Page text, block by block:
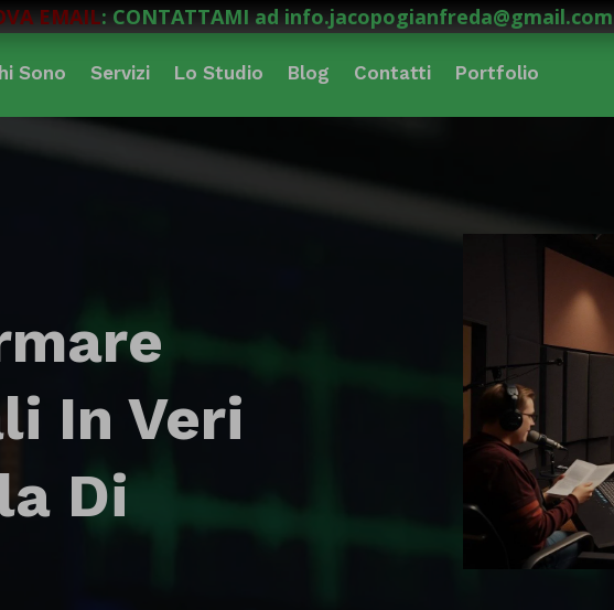
EMAIL: CONTATTAMI ad info.jacopogianfreda@gmail.com
Sono Servizi Lo Studio Blog Contatti Portfolio
In Veri
Di